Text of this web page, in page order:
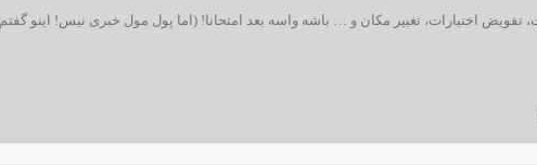
اختیارات، تغییر مکان و … باشه واسه بعد امتحانا! (اما پول مول خبری نیس! اینو گفتم